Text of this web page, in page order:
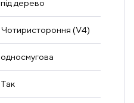
під дерево
Чотиристороння (V4)
односмугова
Так